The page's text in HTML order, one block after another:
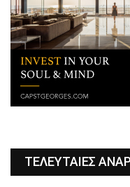
ΤΕΛΕΥΤΑΙΕΣ